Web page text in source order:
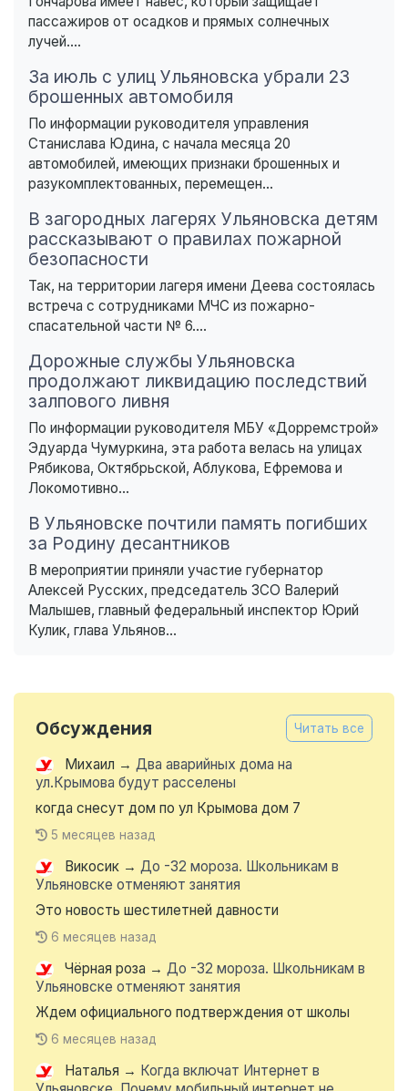
пассажиров от осадков и прямых солнечных
лучей....
За июль с улиц Ульяновска убрали 23
брошенных автомобиля
По информации руководителя управления
Станислава Юдина, с начала месяца 20
автомобилей, имеющих признаки брошенных и
разукомплектованных, перемещен...
В загородных лагерях Ульяновска детям
рассказывают о правилах пожарной
безопасности
Так, на территории лагеря имени Деева состоялась
встреча с сотрудниками МЧС из пожарно-
спасательной части № 6....
Дорожные службы Ульяновска
продолжают ликвидацию последствий
залпового ливня
По информации руководителя МБУ «Дорремстрой»
Эдуарда Чумуркина, эта работа велась на улицах
Рябикова, Октябрьской, Аблукова, Ефремова и
Локомотивно...
В Ульяновске почтили память погибших
за Родину десантников
В мероприятии приняли участие губернатор
Алексей Русских, председатель ЗСО Валерий
Малышев, главный федеральный инспектор Юрий
Кулик, глава Ульянов...
Обсуждения Читать все
Михаил → Два аварийных дома на
ул.Крымова будут расселены
когда снесут дом по ул Крымова дом 7
5 месяцев назад
Викосик → До -32 мороза. Школьникам в
Ульяновске отменяют занятия
Это новость шестилетней давности
6 месяцев назад
Чёрная роза → До -32 мороза. Школьникам в
Ульяновске отменяют занятия
Ждем официального подтверждения от школы
6 месяцев назад
Наталья → Когда включат Интернет в